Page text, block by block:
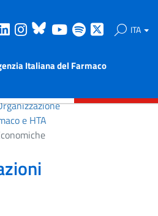
Linkedin
Instagram
Bluesky
Youtube
Spotify ITA
Italiana del Farmaco
e HTA